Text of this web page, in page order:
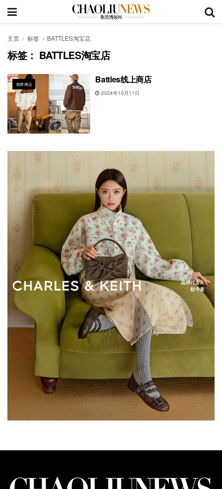
主页 标签 BATTLES淘宝店
标签： BATTLES淘宝店
潮牌网店 Battles线上商店
2024年10月11日